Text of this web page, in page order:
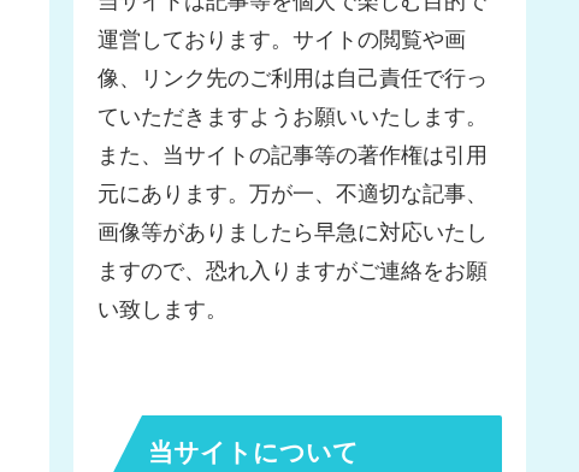
運営しております。サイトの閲覧や画
像、リンク先のご利用は自己責任で行っ
ていただきますようお願いいたします。
また、当サイトの記事等の著作権は引用
元にあります。万が一、不適切な記事、
画像等がありましたら早急に対応いたし
ますので、恐れ入りますがご連絡をお願
い致します。
当サイトについて